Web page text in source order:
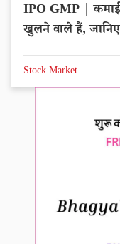
IPO GMP |
खुलने वाले हैं,
Stock Market